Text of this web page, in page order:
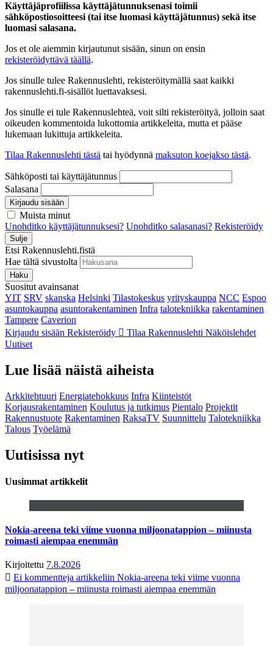
Käyttäjäprofiilissa käyttäjätunnuksenasi toimii
sähköpostiosoitteesi (tai itse luomasi käyttäjätunnus) sekä itse
luomasi salasana.
Jos et ole aiemmin kirjautunut sisään, sinun on ensin
rekisteröidyttävä täällä.
Jos sinulle tulee Rakennuslehti, rekisteröitymällä saat kaikki
rakennuslehti.fi-sisällöt luettavaksesi.
Jos sinulle ei tule Rakennuslehteä, voit silti rekisteröityä, jolloin saat
oikeuden kommentoida lukottomia artikkeleita, mutta et pääse
lukemaan lukittuja artikkeleita.
Tilaa Rakennuslehti tästä tai hyödynnä maksuton koejakso tästä.
Sähköposti tai käyttäjätunnus
Salasana
Kirjaudu sisään
Muista minut
Unohditko käyttäjätunnuksesi? Unohditko salasanasi? Rekisteröidy
Sulje
Etsi Rakennuslehti.fistä
Hae tältä sivustolta
Haku
Suositut avainsanat
YIT SRV skanska Helsinki Tilastokeskus yrityskauppa NCC Espoo
asuntokauppa asuntorakentaminen Infra talotekniikka rakentaminen
Tampere Caverion
Kirjaudu sisään Rekisteröidy Tilaa Rakennuslehti Näköislehdet
Uutiset
Lue lisää näistä aiheista
Arkkitehtuuri Energiatehokkuus Infra Kiinteistöt
Korjausrakentaminen Koulutus ja tutkimus Pientalo Projektit
Rakennustuote Rakentaminen RaksaTV Suunnittelu Talotekniikka
Talous Työelämä
Uutisissa nyt
Uusimmat artikkelit
Nokia-areena teki viime vuonna miljoonatappion – miinusta
roimasti aiempaa enemmän
Kirjoitettu 7.8.2026
Ei kommentteja artikkeliin Nokia-areena teki viime vuonna
miljoonatappion – miinusta roimasti aiempaa enemmän